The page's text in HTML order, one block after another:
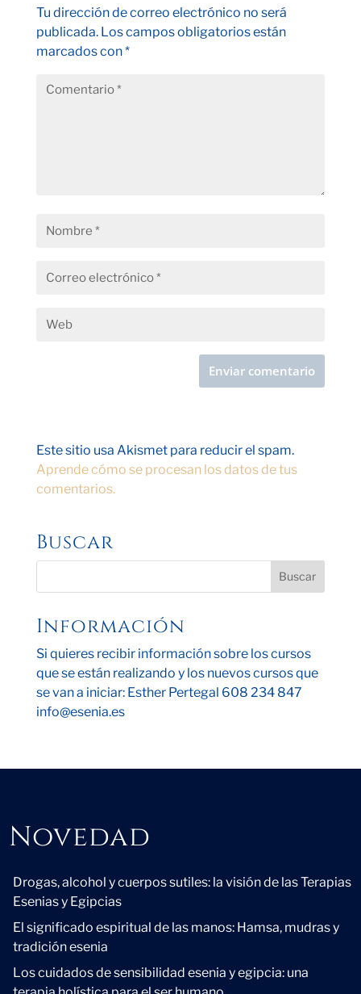
Tu dirección de correo electrónico no será
publicada. Los campos obligatorios están
marcados con*
Este sitio usa Akismet para reducir el spam.
Aprende cómo se procesan los datos de tus
comentarios.
Buscar
Información
Si quieres recibir información sobre los cursos
que se están realizando y los nuevos cursos que
se van a iniciar: Esther Pertegal 608 234 847
info@esenia.es
Novedad
Novedad
Drogas, alcohol y cuerpos sutiles: la visión de las Terapias
Esenias y Egipcias
El significado espiritual de las manos: Hamsa, mudras y
tradición esenia
Los cuidados de sensibilidad esenia y egipcia: una